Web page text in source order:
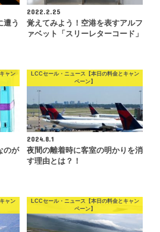
遭う
2022.2.25
覚えてみよう！空港を表すアルフ
ァベット「スリーレターコード」
ャン
のが
LCCセール・ニュース【本日の料金とキャン
ペーン】
2024.8.1
夜間の離着時に客室の明かりを消
す理由とは？！
ャン
LCCセール・ニュース【本日の料金とキャン
ペーン】